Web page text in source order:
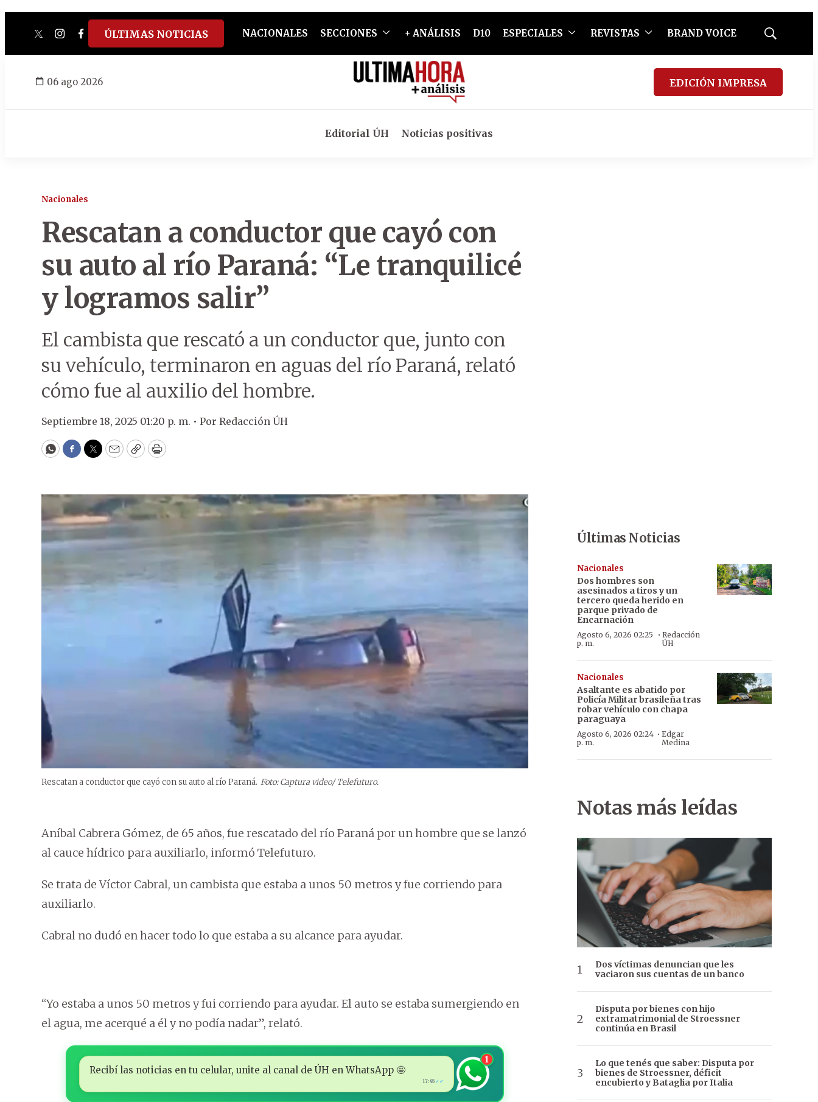
twitterinstagram
facebook
tiktokyoutube
spotify
ÚLTIMAS NOTICIAS NACIONALES SECCIONES + ANÁLISIS D10 ESPECIALES REVISTAS BRAND VOICE
Mostrar
06 ago 2026 EDICIÓN IMPRESA
Editorial ÚH Noticias positivas
Nacionales
Rescatan a conductor que cayó con
su auto al río Paraná: “Le tranquilicé
y logramos salir”
El cambista que rescató a un conductor que, junto con
su vehículo, terminaron en aguas del río Paraná, relató
cómo fue al auxilio del hombre.
Septiembre 18, 2025 01:20 p. m. • Por Redacción ÚH
WhatsApp
Facebook
Twitter
EmailCopyPrint
Rescatan a conductor que cayó con su auto al río Paraná. Foto: Captura video/ Telefuturo.
Aníbal Cabrera Gómez, de 65 años, fue rescatado del río Paraná por un hombre que se lanzó
al cauce hídrico para auxiliarlo, informó Telefuturo.
Se trata de Víctor Cabral, un cambista que estaba a unos 50 metros y fue corriendo para
auxiliarlo.
Cabral no dudó en hacer todo lo que estaba a su alcance para ayudar.
“Yo estaba a unos 50 metros y fui corriendo para ayudar. El auto se estaba sumergiendo en
el agua, me acerqué a él y no podía nadar”, relató.
Recibí las noticias en tu celular, unite al canal de ÚH en WhatsApp 🤩
17:45 ✓✓
1
Últimas Noticias
Nacionales
Dos hombres son
asesinados a tiros y un
tercero queda herido en
parque privado de
Encarnación
Agosto 6, 2026 02:25
p. m.
· Redacción
ÚH
Nacionales
Asaltante es abatido por
Policía Militar brasileña tras
robar vehículo con chapa
paraguaya
Agosto 6, 2026 02:24
p. m.
·Edgar
Medina
Notas más leídas
Dos víctimas denuncian que les
vaciaron sus cuentas de un banco
Disputa por bienes con hijo
extramatrimonial de Stroessner
continúa en Brasil
Lo que tenés que saber: Disputa por
bienes de Stroessner, déficit
encubierto y Bataglia por Italia